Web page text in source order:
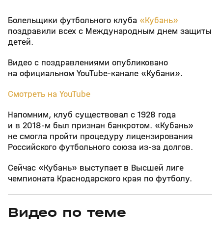
Болельщики футбольного клуба «Кубань»
поздравили всех с Международным днем защиты
детей.
Видео с поздравлениями опубликовано
на официальном YouTube-канале «Кубани».
Смотреть на YouTube
Напомним, клуб существовал с 1928 года
и в 2018-м был признан банкротом. «Кубань»
не смогла пройти процедуру лицензирования
Российского футбольного союза из-за долгов.
Сейчас «Кубань» выступает в Высшей лиге
чемпионата Краснодарского края по футболу.
Видео по теме
Сегодня, 00:13